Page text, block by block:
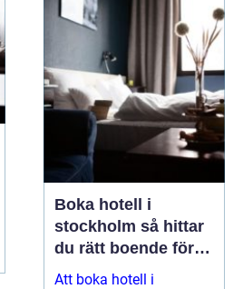
Boka hotell i
stockholm så hittar
du rätt boende för
din vistelse
Att boka hotell i